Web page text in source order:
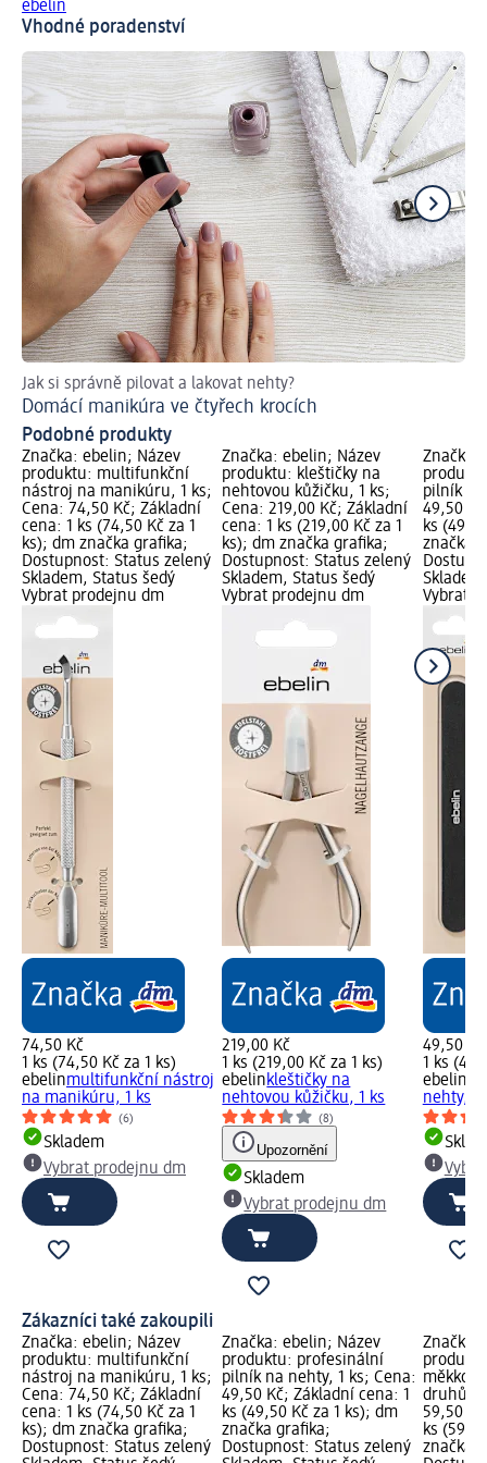
ebelin
Vhodné poradenství
Jak si správně pilovat a lakovat nehty?
Domácí manikúra ve čtyřech krocích
Podobné produkty
Značka: ebelin; Název
produktu: multifunkční
nástroj na manikúru, 1 ks;
Cena: 74,50 Kč; Základní
cena: 1 ks (74,50 Kč za 1
ks); dm značka grafika;
Dostupnost: Status zelený
Skladem, Status šedý
Vybrat prodejnu dm
74,50 Kč
1 ks (74,50 Kč za 1 ks)
ebelinmultifunkční nástroj
na manikúru, 1 ks
(6)
Skladem
Vybrat prodejnu dm
Značka: ebelin; Název
produktu: kleštičky na
nehtovou kůžičku, 1 ks;
Cena: 219,00 Kč; Základní
cena: 1 ks (219,00 Kč za 1
ks); dm značka grafika;
Dostupnost: Status zelený
Skladem, Status šedý
Vybrat prodejnu dm
219,00 Kč
1 ks (219,00 Kč za 1 ks)
ebelinkleštičky na
nehtovou kůžičku, 1 ks
(8)
Upozornění
Skladem
Vybrat prodejnu dm
Značka:
pilník na
49,50
ks
značka
Vybrat
49,50 Kč
1 ks
ebelin
nehty, 1
Zákazníci také zakoupili
Značka: ebelin; Název
produktu: multifunkční
nástroj na manikúru, 1 ks;
Cena: 74,50 Kč; Základní
cena: 1 ks (74,50 Kč za 1
ks); dm značka grafika;
Dostupnost: Status zelený
Značka: ebelin; Název
produktu: profesinální
pilník na nehty, 1 ks; Cena:
49,50 Kč; Základní cena: 1
ks (49,50 Kč za 1 ks); dm
značka grafika;
Dostupnost: Status zelený
Značka:
měkkou
druhů, 1
59,50
ks
značka